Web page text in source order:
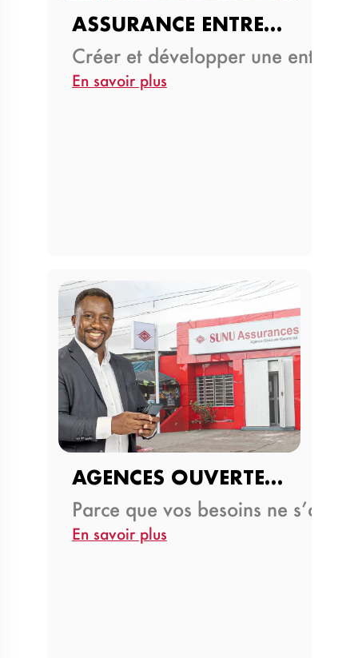
ASSURANCE ENTREPRISE &…
Créer et développer une
En savoir plus
AGENCES OUVERTES LE WEEKEND
Parce que vos besoins ne
En savoir plus